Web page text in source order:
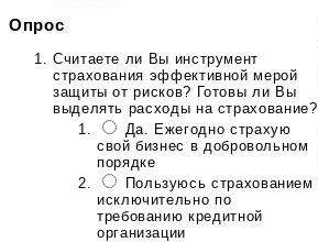
Опрос
Считаете ли Вы инструмент
страхования эффективной мерой
защиты от рисков? Готовы ли Вы
выделять расходы на страхование?
Да. Ежегодно страхую
свой бизнес в добровольном
порядке
Пользуюсь страхованием
исключительно по
требованию кредитной
организации